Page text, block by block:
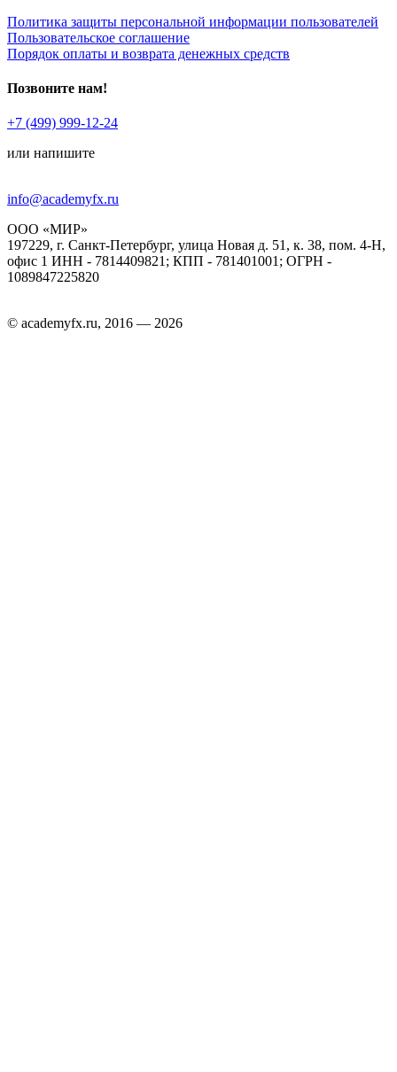
Политика защиты персональной информации пользователей
Пользовательское соглашение
Порядок оплаты и возврата денежных средств
Позвоните нам!
+7 (499) 999-12-24
или напишите
info@academyfx.ru
ООО «МИР»
197229, г. Санкт-Петербург, улица Новая д. 51, к. 38, пом. 4-Н,
офис 1 ИНН - 7814409821; КПП - 781401001; ОГРН -
1089847225820
© academyfx.ru, 2016 — 2026